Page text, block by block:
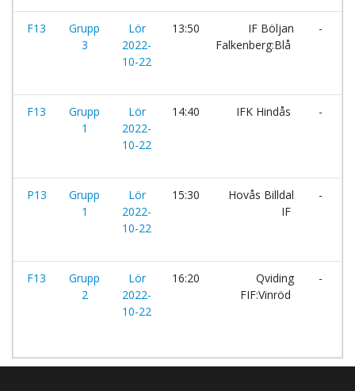
F13
Grupp
3
Lör
2022-
10-22
13:50
IF Böljan
Falkenberg:Blå
-
F13
Grupp
1
Lör
2022-
10-22
14:40 IFK Hindås -
P13
Grupp
1
Lör
2022-
10-22
15:30
Hovås Billdal
IF
-
F13
Grupp
2
Lör
2022-
10-22
16:20
Qviding
FIF:Vinröd
-